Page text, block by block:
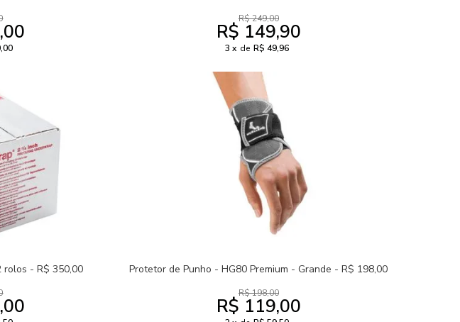
R$ 249,00
R$ 149,90
3 de R$ 49,96
rolos - R$ 350,00 Protetor de Punho - HG80 Premium - Grande - R$ 198,00
R$ 198,00
R$ 119,00